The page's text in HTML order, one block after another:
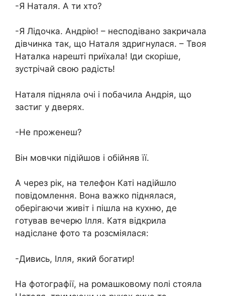
-Я Наталя. А ти хто?
-Я Лідочка. Андрію! – несподівано закричала
дівчинка так, що Наталя здригнулася. – Твоя
Наталка нарешті приїхала! Іди скоріше,
зустрічай свою радість!
Наталя підняла очі і побачила Андрія, що
застиг у дверях.
-Не проженеш?
Він мовчки підійшов і обійняв її.
А через рік, на телефон Каті надійшло
повідомлення. Вона важко піднялася,
оберігаючи живіт і пішла на кухню, де
готував вечерю Ілля. Катя відкрила
надіслане фото та розсміялася:
-Дивись, Ілля, який богатир!
На фотографії, на ромашковому полі стояла